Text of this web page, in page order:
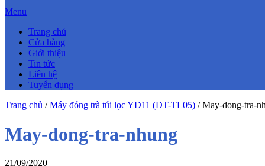
Menu
Trang chủ
Cửa hàng
Giới thiệu
Tin tức
Liên hệ
Tuyển dụng
Trang chủ /Máy đóng trà túi lọc YD11 (ĐT-TL05) /May-dong-tra-
May-dong-tra-nhung
21/09/2020